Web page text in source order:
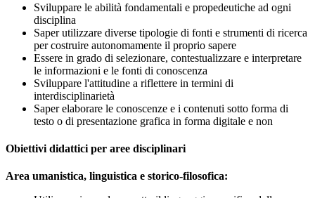
Sviluppare le abilità fondamentali e propedeutiche ad ogni
disciplina
Saper utilizzare diverse tipologie di fonti e strumenti di ricerca
per costruire autonomamente il proprio sapere
Essere in grado di selezionare, contestualizzare e interpretare
le informazioni e le fonti di conoscenza
Sviluppare l'attitudine a riflettere in termini di
interdisciplinarietà
Saper elaborare le conoscenze e i contenuti sotto forma di
testo o di presentazione grafica in forma digitale e non
Obiettivi didattici per aree disciplinari
Area umanistica, linguistica e storico-filosofica: